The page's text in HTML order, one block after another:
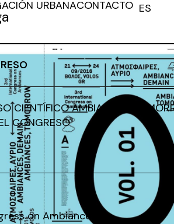
URBANACONTACTO ES
FR
CIENTÍFICO AMBIANCES
CONGRESO
on Ambiance